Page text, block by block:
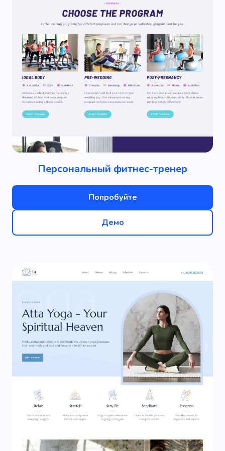
Персональный фитнес-тренер
Попробуйте
Демо